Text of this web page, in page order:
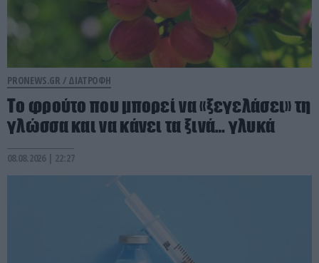
PRONEWS.GR / ΔΙΑΤΡΟΦΗ
Το φρούτο που μπορεί να «ξεγελάσει» τη
γλώσσα και να κάνει τα ξινά… γλυκά
08.08.2026 | 22:27